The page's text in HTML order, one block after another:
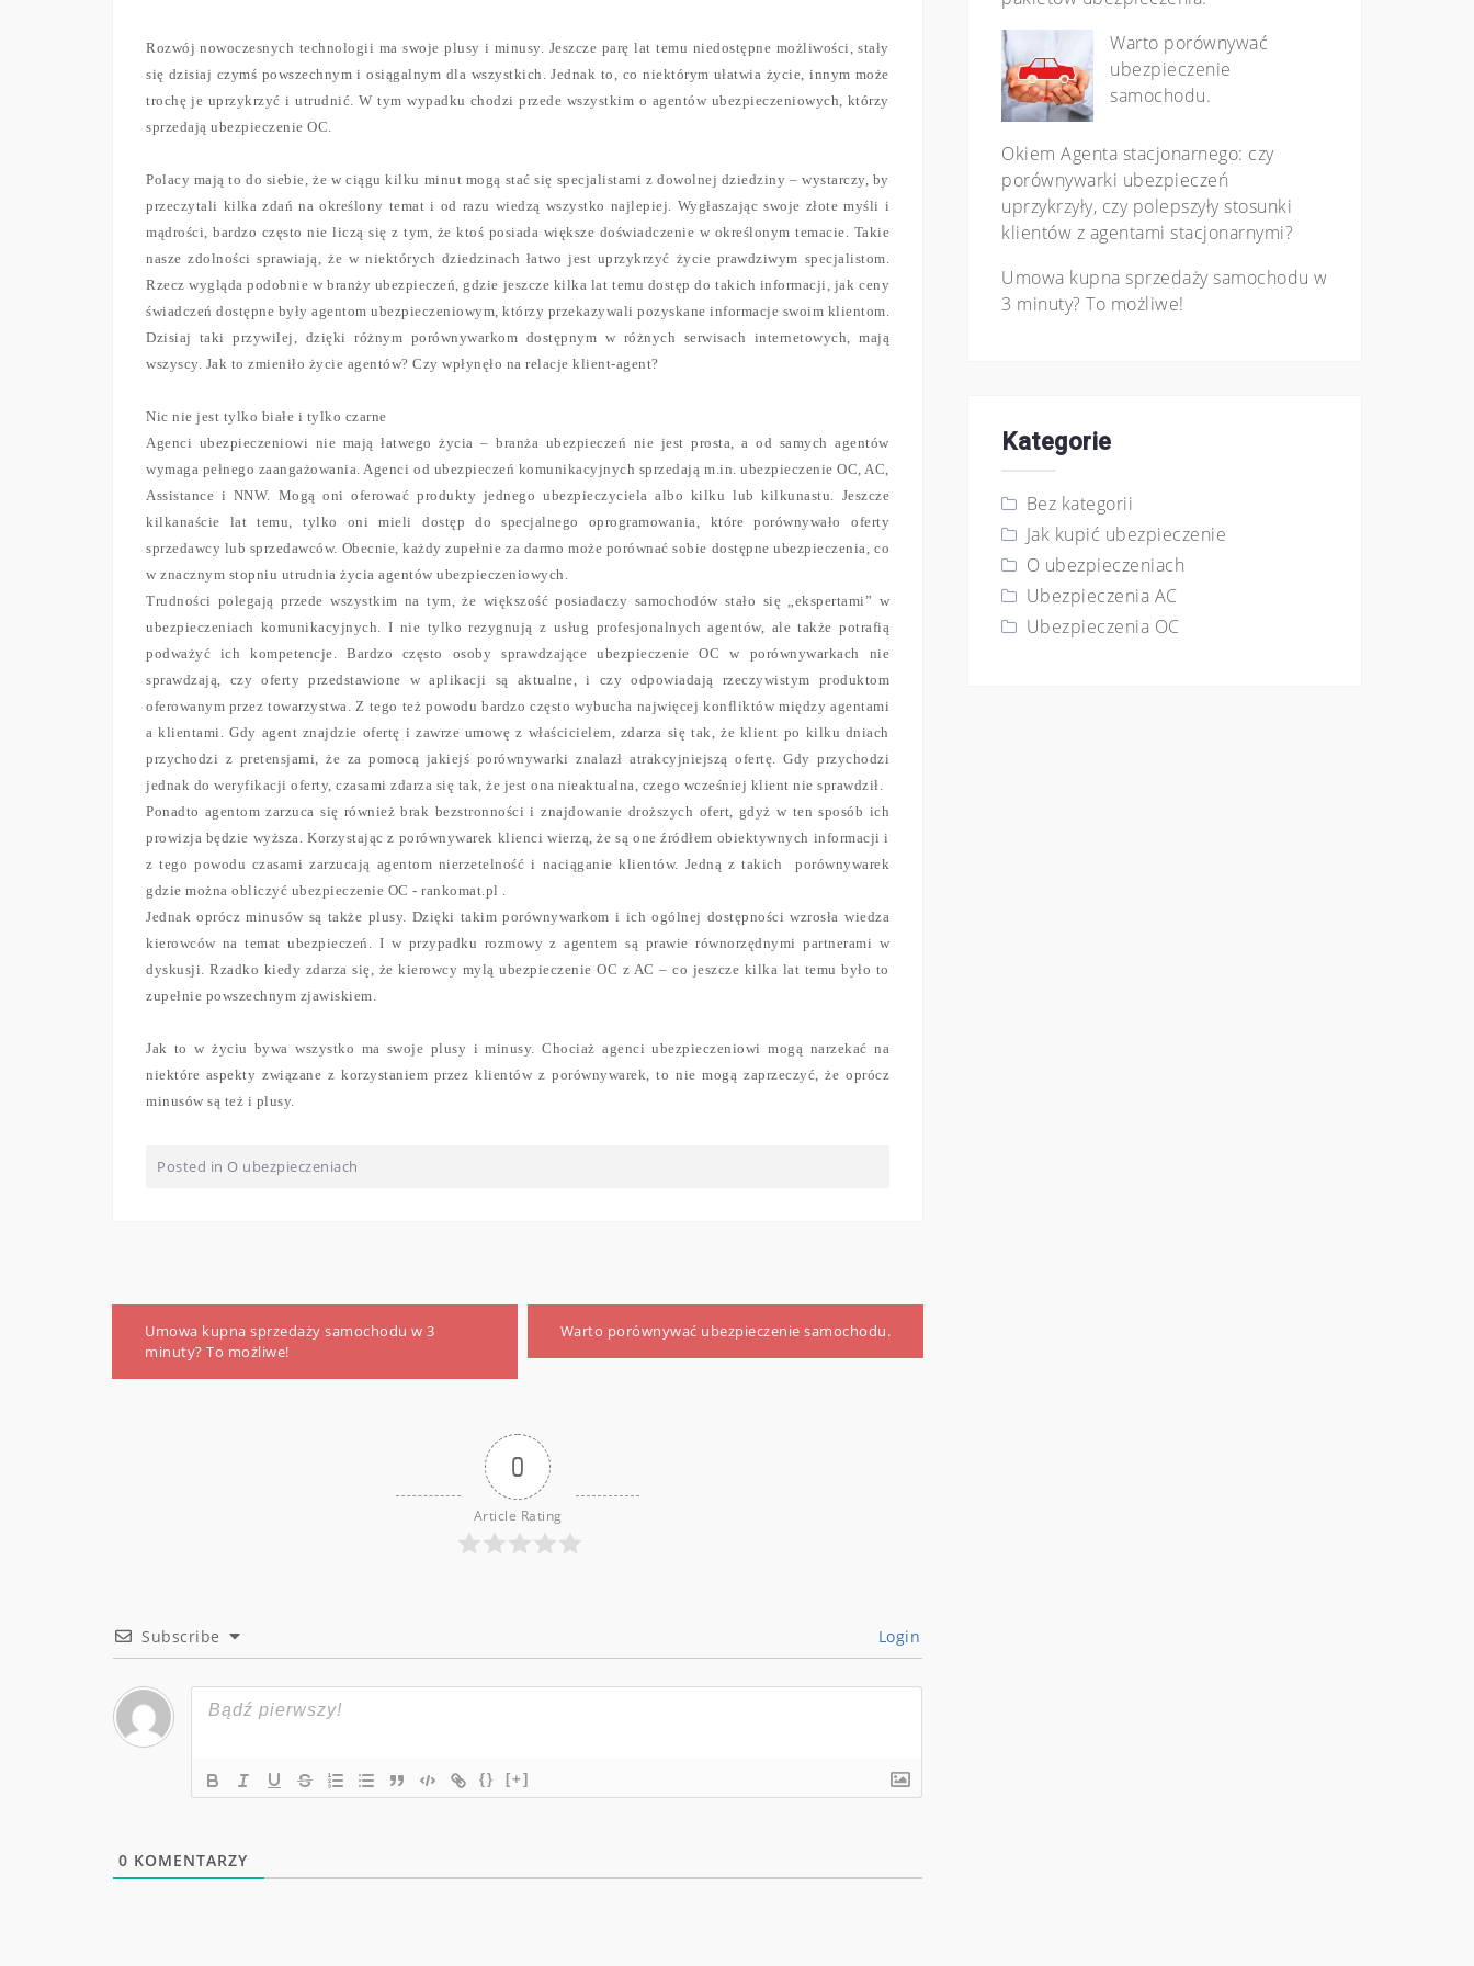
Rozwój nowoczesnych technologii ma swoje plusy i minusy. Jeszcze parę lat temu niedostępne możliwości, stały
się dzisiaj czymś powszechnym i osiągalnym dla wszystkich. Jednak to, co niektórym ułatwia życie, innym może
trochę je uprzykrzyć i utrudnić. W tym wypadku chodzi przede wszystkim o agentów ubezpieczeniowych, którzy
sprzedają ubezpieczenie OC.
Polacy mają to do siebie, że w ciągu kilku minut mogą stać się specjalistami z dowolnej dziedziny – wystarczy, by
przeczytali kilka zdań na określony temat i od razu wiedzą wszystko najlepiej. Wygłaszając swoje złote myśli i
mądrości, bardzo często nie liczą się z tym, że ktoś posiada większe doświadczenie w określonym temacie. Takie
nasze zdolności sprawiają, że w niektórych dziedzinach łatwo jest uprzykrzyć życie prawdziwym specjalistom.
Rzecz wygląda podobnie w branży ubezpieczeń, gdzie jeszcze kilka lat temu dostęp do takich informacji, jak ceny
świadczeń dostępne były agentom ubezpieczeniowym, którzy przekazywali pozyskane informacje swoim klientom.
Dzisiaj taki przywilej, dzięki różnym porównywarkom dostępnym w różnych serwisach internetowych, mają
wszyscy. Jak to zmieniło życie agentów? Czy wpłynęło na relacje klient-agent?
Nic nie jest tylko białe i tylko czarne
Agenci ubezpieczeniowi nie mają łatwego życia – branża ubezpieczeń nie jest prosta, a od samych agentów
wymaga pełnego zaangażowania. Agenci od ubezpieczeń komunikacyjnych sprzedają m.in. ubezpieczenie OC, AC,
Assistance i NNW. Mogą oni oferować produkty jednego ubezpieczyciela albo kilku lub kilkunastu. Jeszcze
kilkanaście lat temu, tylko oni mieli dostęp do specjalnego oprogramowania, które porównywało oferty
sprzedawcy lub sprzedawców. Obecnie, każdy zupełnie za darmo może porównać sobie dostępne ubezpieczenia, co
w znacznym stopniu utrudnia życia agentów ubezpieczeniowych.
Trudności polegają przede wszystkim na tym, że większość posiadaczy samochodów stało się „ekspertami” w
ubezpieczeniach komunikacyjnych. I nie tylko rezygnują z usług profesjonalnych agentów, ale także potrafią
podważyć ich kompetencje. Bardzo często osoby sprawdzające ubezpieczenie OC w porównywarkach nie
sprawdzają, czy oferty przedstawione w aplikacji są aktualne, i czy odpowiadają rzeczywistym produktom
oferowanym przez towarzystwa. Z tego też powodu bardzo często wybucha najwięcej konfliktów między agentami
a klientami. Gdy agent znajdzie ofertę i zawrze umowę z właścicielem, zdarza się tak, że klient po kilku dniach
przychodzi z pretensjami, że za pomocą jakiejś porównywarki znalazł atrakcyjniejszą ofertę. Gdy przychodzi
jednak do weryfikacji oferty, czasami zdarza się tak, że jest ona nieaktualna, czego wcześniej klient nie sprawdził.
Ponadto agentom zarzuca się również brak bezstronności i znajdowanie droższych ofert, gdyż w ten sposób ich
prowizja będzie wyższa. Korzystając z porównywarek klienci wierzą, że są one źródłem obiektywnych informacji i
z tego powodu czasami zarzucają agentom nierzetelność i naciąganie klientów. Jedną z takich porównywarek
gdzie można obliczyć ubezpieczenie OC - rankomat.pl .
Jednak oprócz minusów są także plusy. Dzięki takim porównywarkom i ich ogólnej dostępności wzrosła wiedza
kierowców na temat ubezpieczeń. I w przypadku rozmowy z agentem są prawie równorzędnymi partnerami w
dyskusji. Rzadko kiedy zdarza się, że kierowcy mylą ubezpieczenie OC z AC – co jeszcze kilka lat temu było to
zupełnie powszechnym zjawiskiem.
Jak to w życiu bywa wszystko ma swoje plusy i minusy. Chociaż agenci ubezpieczeniowi mogą narzekać na
niektóre aspekty związane z korzystaniem przez klientów z porównywarek, to nie mogą zaprzeczyć, że oprócz
minusów są też i plusy.
Posted in O ubezpieczeniach
Nawigacja
wpisu
Umowa kupna sprzedaży samochodu w 3
minuty? To możliwe!
Warto porównywać ubezpieczenie samochodu.
0
Article Rating
Subscribe Login
{} [+]
0 KOMENTARZY
Warto porównywać
ubezpieczenie
samochodu.
Okiem Agenta stacjonarnego: czy
porównywarki ubezpieczeń
uprzykrzyły, czy polepszyły stosunki
klientów z agentami stacjonarnymi?
Umowa kupna sprzedaży samochodu w
3 minuty? To możliwe!
Kategorie
Bez kategorii
Jak kupić ubezpieczenie
O ubezpieczeniach
Ubezpieczenia AC
Ubezpieczenia OC